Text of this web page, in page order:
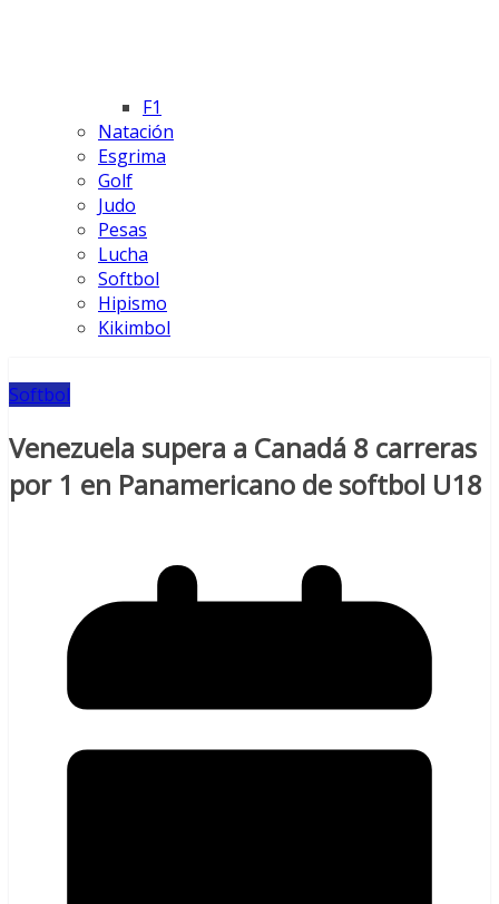
F1
Natación
Esgrima
Golf
Judo
Pesas
Lucha
Softbol
Hipismo
Kikimbol
Softbol
Venezuela supera a Canadá 8 carreras
por 1 en Panamericano de softbol U18